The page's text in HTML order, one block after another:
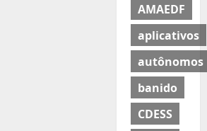
AMAEDF
aplicativos
autônomos
banido
CDESS